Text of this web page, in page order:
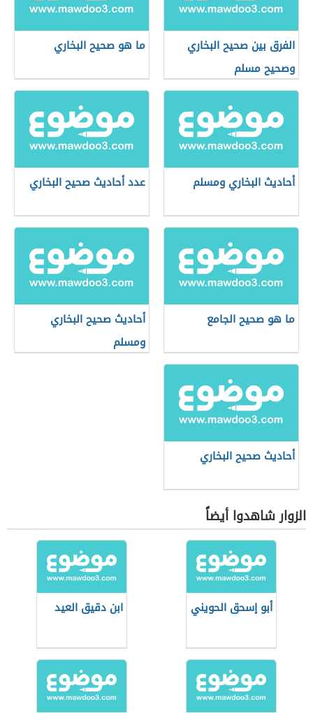
الفرق بين صحيح البخاري
وصحيح مسلم
ما هو صحيح البخاري
أحاديث البخاري ومسلم عدد أحاديث صحيح البخاري
ما هو صحيح الجامع
أحاديث صحيح البخاري
ومسلم
أحاديث صحيح البخاري
الزوار شاهدوا أيضاً
أبو إسحق الحويني ابن دقيق العيد